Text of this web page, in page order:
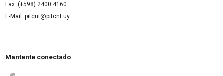
Fax: (+598) 2400 4160
E-Mail: pitcnt@pitcnt.uy
Mantente conectado